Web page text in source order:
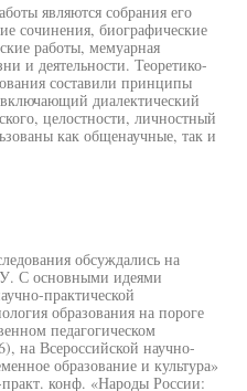
являются собрания его
сочинения, биографические
работы, мемуарная
и деятельности. Теоретико-
составили принципы
диалектический
целостности, личностный
как общенаучные, так и
обсуждались на
С основными идеями
практической
образования на пороге
педагогическом
на Всероссийской научно-
образование и культура»
конф. «Народы России: